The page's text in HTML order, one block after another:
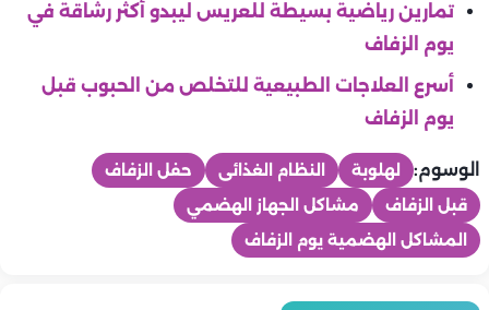
تمارين رياضية بسيطة للعريس ليبدو أكثر رشاقة في
يوم الزفاف
أسرع العلاجات الطبيعية للتخلص من الحبوب قبل
يوم الزفاف
الوسوم: لهلوبة النظام الغذائى
حفل الزفاف
قبل الزفاف
مشاكل الجهاز الهضمي
المشاكل الهضمية يوم الزفاف